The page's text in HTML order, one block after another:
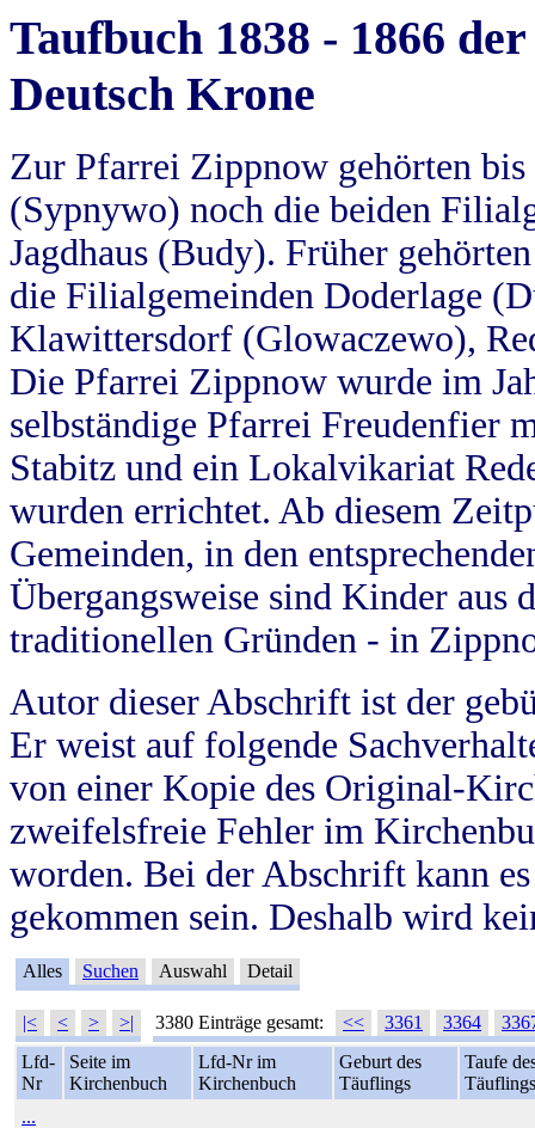
Taufbuch 1838 - 1866
Deutsch Krone
Zur Pfarrei Zippnow gehörten
(Sypnywo) noch die beiden
Jagdhaus (Budy). Früher
die Filialgemeinden Doderlage
Klawittersdorf (Glowaczewo),
Die Pfarrei Zippnow wurde im
selbständige Pfarrei Freudenfier
Stabitz und ein Lokalvikariat
wurden errichtet. Ab diesem
Gemeinden, in den
Übergangsweise sind Kinder aus
traditionellen Gründen - in
Autor dieser Abschrift ist der
Er weist auf folgende
von einer Kopie des Original-
zweifelsfreie Fehler im
worden. Bei der Abschrift kann
gekommen sein. Deshalb wird
Alles Suchen Auswahl Detail
|< < > >| 3380 Einträge gesamt: << 3361 3364
Lfd-
Nr
Seite im
Kirchenbuch
Lfd-Nr im
Kirchenbuch
Geburt des
Täuflings
Taufe
Täuflings
...